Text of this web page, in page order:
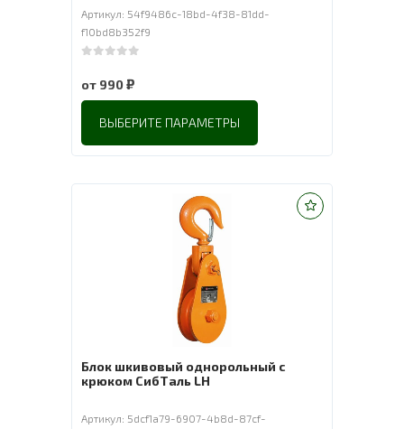
Артикул: 54f9486c-18bd-4f38-81dd-
f10bd8b352f9
от 990₽
ВЫБЕРИТЕ ПАРАМЕТРЫ
Блок шкивовый однорольный с
крюком СибТаль LH
Артикул: 5dcf1a79-6907-4b8d-87cf-